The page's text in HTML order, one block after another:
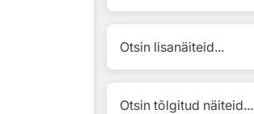
Otsin lisanäiteid...
Otsin tõlgitud näiteid...